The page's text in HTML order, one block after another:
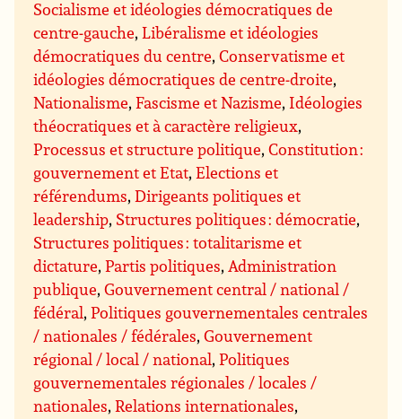
Socialisme et idéologies démocratiques de
centre-gauche,Libéralisme et idéologies
démocratiques du centre,Conservatisme et
idéologies démocratiques de centre-droite,
Nationalisme,Fascisme et Nazisme, Idéologies
théocratiques et à caractère religieux,
Processus et structure politique,Constitution :
gouvernement et Etat,Elections et
référendums,Dirigeants politiques et
leadership, Structures politiques : démocratie,
Structures politiques : totalitarisme et
dictature,Partis politiques,Administration
publique,Gouvernement central / national /
fédéral,Politiques gouvernementales centrales
/ nationales / fédérales,Gouvernement
régional / local / national,Politiques
gouvernementales régionales / locales /
nationales,Relations internationales,